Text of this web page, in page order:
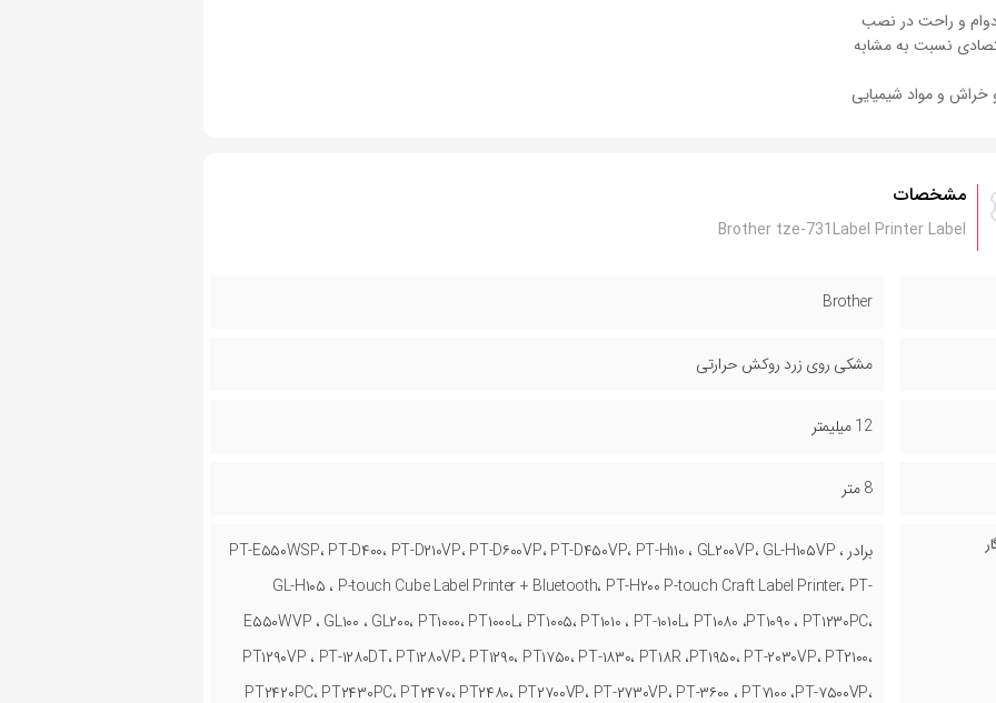
دوام و راحت در نصب
نسبت به مشابه
و مواد شیمیایی
مشخصات
Brother tze-731Label Printer Label
Brother
مشکی روی زرد روکش حرارتی
12 میلیمتر
8 متر
برادر PT-E۵۵۰WSP، PT-D۴۰۰، PT-D۲۱۰VP، PT-D۶۰۰VP، PT-D۴۵۰VP، PT-H۱۱۰ ، GL۲۰۰VP، GL-H۱۰۵VP ،
GL-H۱۰۵ ، P-touch Cube Label Printer + Bluetooth، PT-H۲۰۰ P-touch Craft Label Printer، PT-
E۵۵۰WVP ، GL۱۰۰ ، GL۲۰۰، PT۱۰۰۰، PT۱۰۰۰L، PT۱۰۰۵، PT۱۰۱۰ ، PT-۱۰۱۰L، PT۱۰۸۰ ،PT۱۰۹۰ ، PT۱۲۳۰PC،
PT۱۲۹۰VP ، PT-۱۲۸۰DT، PT۱۲۸۰VP، PT۱۲۹۰، PT۱۷۵۰، PT-۱۸۳۰، PT۱۸R ،PT۱۹۵۰، PT-۲۰۳۰VP، PT۲۱۰۰،
PT۲۴۲۰PC، PT۲۴۳۰PC، PT۲۴۷۰، PT۲۴۸۰، PT۲۷۰۰VP، PT-۲۷۳۰VP، PT-۳۶۰۰ ، PT۷۱۰۰ ،PT-۷۵۰۰VP،